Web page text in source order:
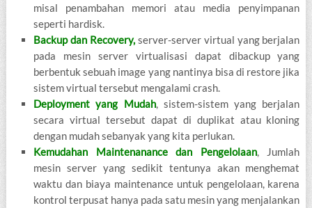
misal penambahan memori atau media penyimpanan
seperti hardisk.
Backup dan Recovery,server-server virtual yang berjalan
pada mesin server virtualisasi dapat dibackup yang
berbentuk sebuah image yang nantinya bisa di restore jika
sistem virtual tersebut mengalami crash.
Deployment yang Mudah, sistem-sistem yang berjalan
secara virtual tersebut dapat di duplikat atau kloning
dengan mudah sebanyak yang kita perlukan.
Kemudahan Maintenanance dan Pengelolaan, Jumlah
mesin server yang sedikit tentunya akan menghemat
waktu dan biaya maintenance untuk pengelolaan, karena
kontrol terpusat hanya pada satu mesin yang menjalankan